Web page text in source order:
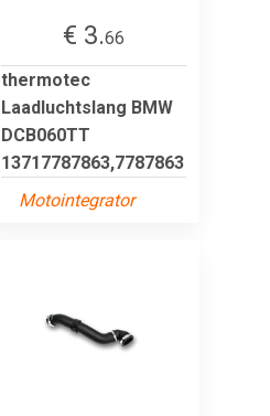
€ 3.66
thermotec
Laadluchtslang BMW
DCB060TT
13717787863,7787863
Motointegrator